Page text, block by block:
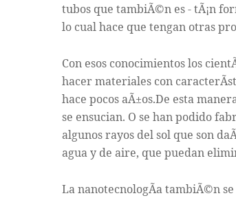
tubos que tambiÃ©n es - tÃ¡n
lo cual hace que tengan otras
Con esos conocimientos los
hacer materiales con
hace pocos aÃ±os.De esta
se ensucian. O se han podido
algunos rayos del sol que son
agua y de aire, que puedan
La nanotecnologÃ­a tambiÃ©n